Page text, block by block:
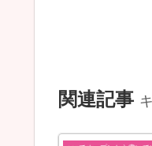
関連記事